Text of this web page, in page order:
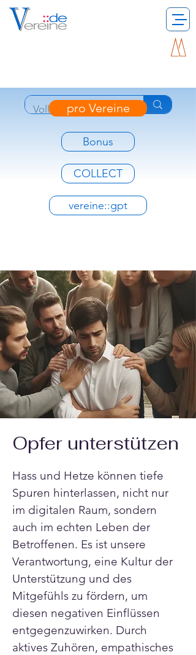
pro Vereine
Bonus
COLLECT
vereine::gpt
Opfer unterstützen
Hass und Hetze können tiefe
Spuren hinterlassen, nicht nur
im digitalen Raum, sondern
auch im echten Leben der
Betroffenen. Es ist unsere
Verantwortung, eine Kultur der
Unterstützung und des
Mitgefühls zu fördern, um
diesen negativen Einflüssen
entgegenzuwirken. Durch
aktives Zuhören, empathisches